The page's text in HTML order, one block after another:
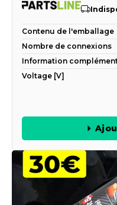
Contenu de l'emballage
Nombre de connexions
Information
Voltage [V]